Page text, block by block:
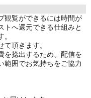
観覧ができるには時間が
トへ還元できる仕組みと
頂きます。
を捻出するため、配信を
範囲でお気持ちをご協力